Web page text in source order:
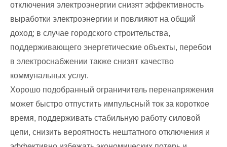
отключения электроэнергии снизят эффективность
выработки электроэнергии и повлияют на общий
доход; в случае городского строительства,
поддерживающего энергетические объекты, перебои
в электроснабжении также снизят качество
коммунальных услуг.
Хорошо подобранный ограничитель перенапряжения
может быстро отпустить импульсный ток за короткое
время, поддерживать стабильную работу силовой
цепи, снизить вероятность нештатного отключения и